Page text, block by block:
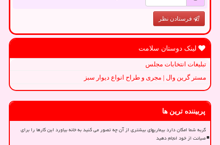
فرستادن نظر
لینک دوستان سلامت
تبلیغات انتخابات مجلس
مستر گرین وال | مجری و طراح انواع دیوار سبز
پربیننده ترین ها
گربه شما امکان دارد بیماریهای بیشتری از آن چه تصور می کنید به خانه بیاورد این کارها را برای
صیانت از خود انجام دهید